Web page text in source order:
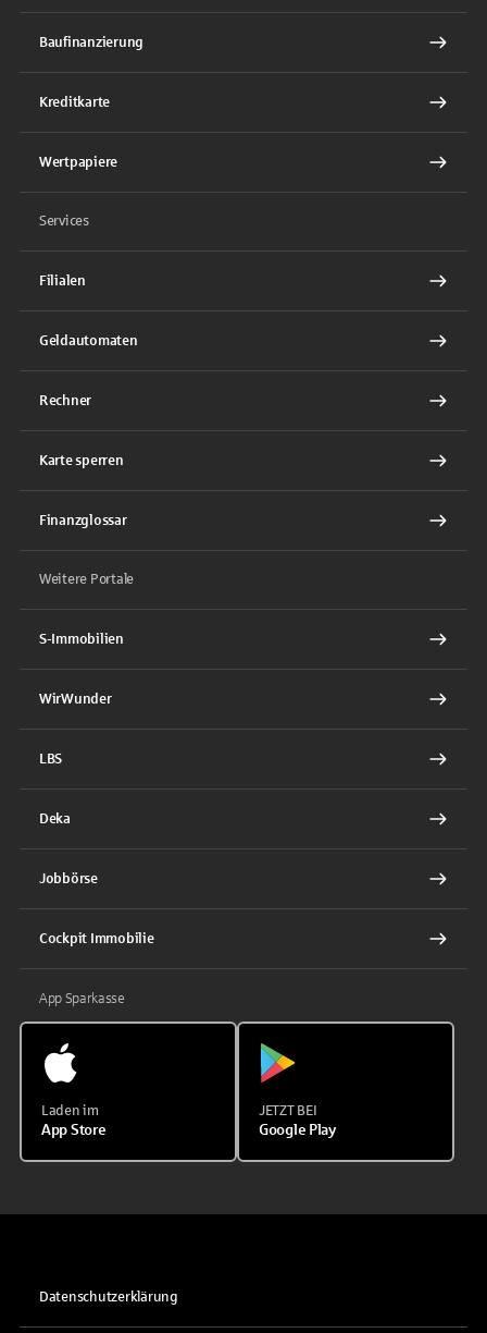
Baufinanzierung
Kreditkarte
Wertpapiere
Services
Filialen
Geldautomaten
Rechner
Karte sperren
Finanzglossar
Weitere Portale
S-Immobilien
WirWunder
LBS
Deka
Jobbörse
Cockpit Immobilie
App Sparkasse
Laden im
App Store
JETZT BEI
Google Play
Datenschutzerklärung